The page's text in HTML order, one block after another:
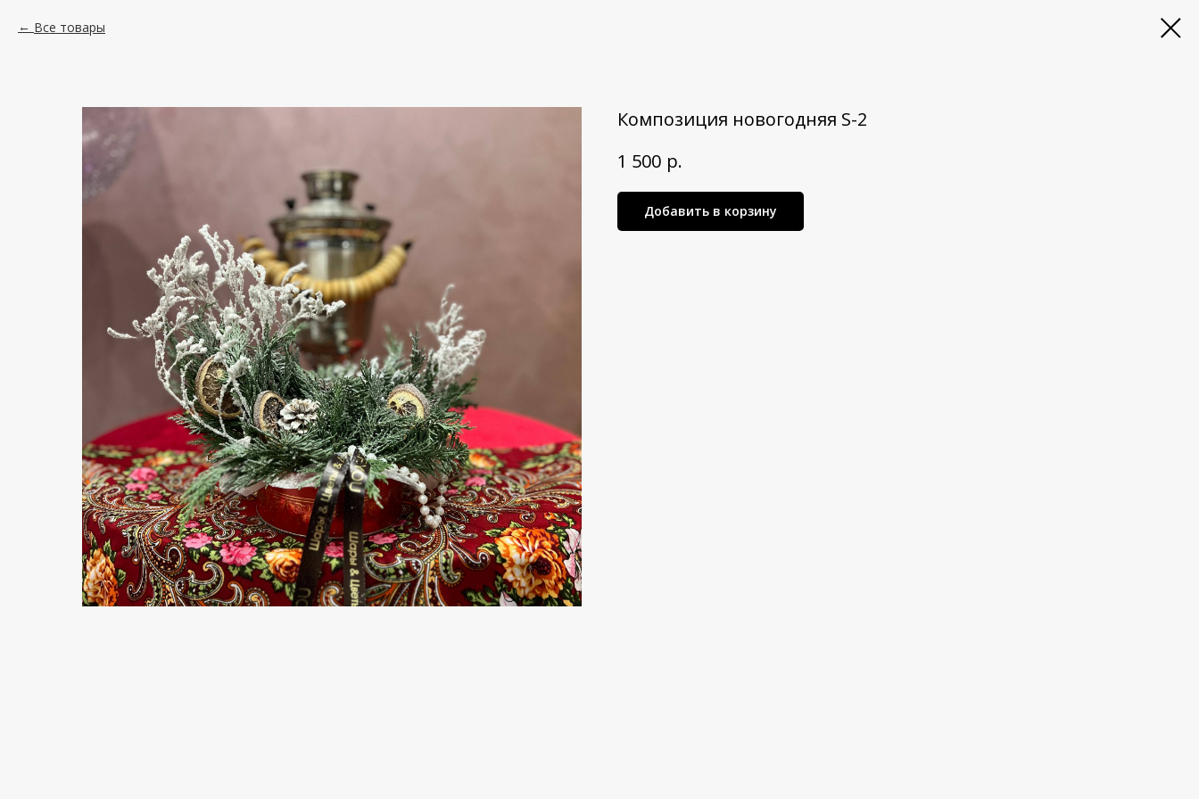
Все товары
Композиция новогодняя S-2
1 500 р.
Добавить в корзину